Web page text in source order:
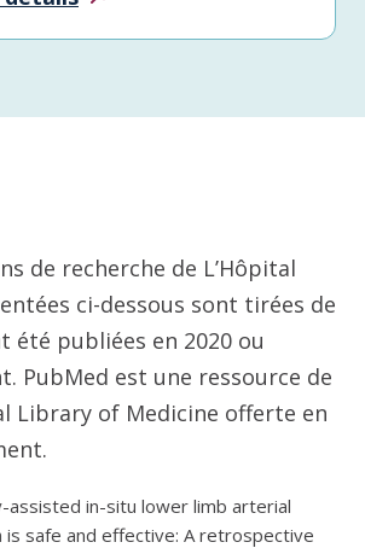
de recherche de L’Hôpital
ci-dessous sont tirées de
été publiées en 2020 ou
PubMed est une ressource de
Library of Medicine offerte en
assisted in-situ lower limb arterial
safe and effective: A retrospective